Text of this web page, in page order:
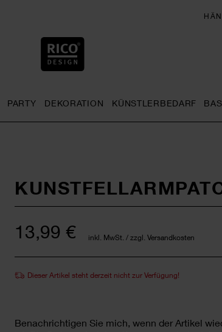
PARTY DEKORATION KÜNSTLERBEDARF
13,99 € inkl. MwSt. / zzgl. Versandkosten
Dieser Artikel steht derzeit nicht zur Verfügung!
Benachrichtigen Sie mich, wenn der Artikel